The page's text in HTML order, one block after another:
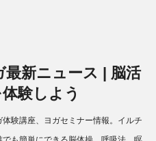
新ニュース | 脳活
験しよう
験講座、ヨガセミナー情報。イルチ